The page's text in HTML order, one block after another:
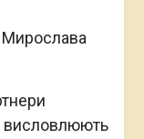
Мирослава
висловлюють